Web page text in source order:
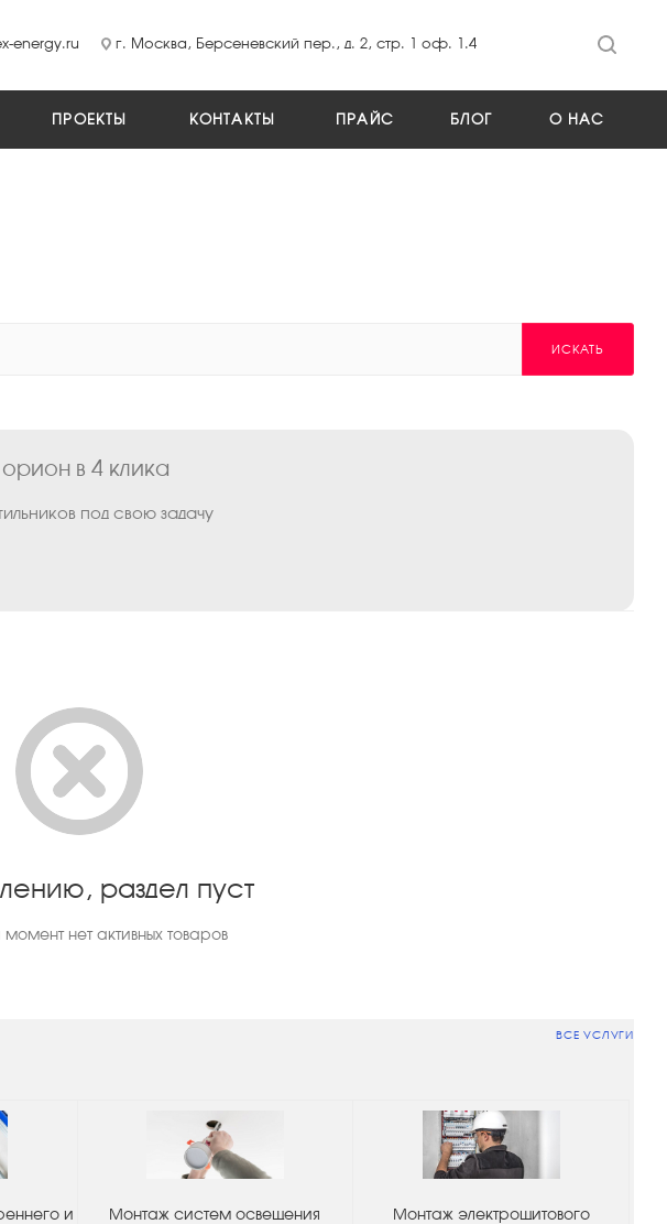
energy.ru г. Москва, Берсеневский пер., д. 2, стр. 1 оф. 1.4
ПРОЕКТЫ КОНТАКТЫ ПРАЙС БЛОГ О НАС
ИСКАТЬ
в 4 клика
под свою задачу
раздел пуст
нет активных товаров
ВСЕ УСЛУГИ
и
Монтаж систем освещения
Монтаж электрощитового